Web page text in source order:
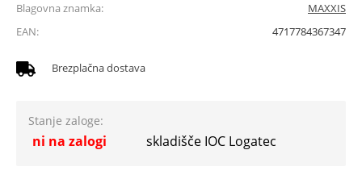
Blagovna znamka:
MAXXIS
EAN:
4717784367347
Brezplačna dostava
Stanje zaloge:
ni na zalogi skladišče IOC Logatec